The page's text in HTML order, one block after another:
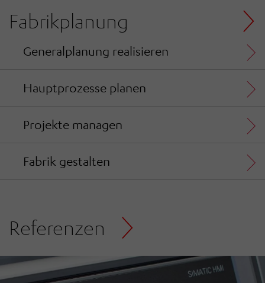
Fabrikplanung
Generalplanung realisieren
Hauptprozesse planen
Projekte managen
Fabrik gestalten
Referenzen